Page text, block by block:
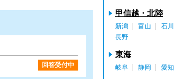
回答受付中
甲信越・北陸
新潟 富山 石川
長野
東海
岐阜 静岡 愛知